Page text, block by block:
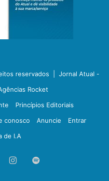
reservados | Jornal Atual -
Rocket
Princípios Editoriais
conosco Anuncie
Entrar
de I.A
Instagram
Spotify